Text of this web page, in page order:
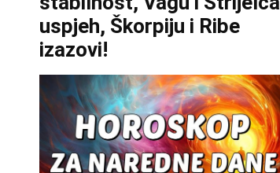
uspjeh, Škorpiju i Ribe
izazovi!